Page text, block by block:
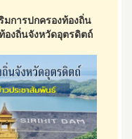
มการปกครองท้องถิ่น
งถิ่นจังหวัดอุตรดิตถ์